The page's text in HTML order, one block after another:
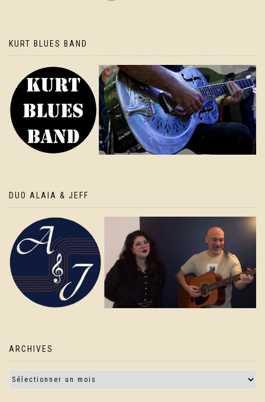
KURT BLUES BAND
DUO ALAIA & JEFF
ARCHIVES